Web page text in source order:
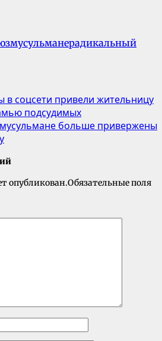
мусульманерадикальный
в соцсети привели жительницу
подсудимых
мусульмане больше привержены
опубликован.Обязательные поля